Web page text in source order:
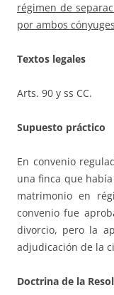
régimen de
por ambos
Textos legales
Arts. 90 y ss CC.
Supuesto práctico
En convenio
una finca que
matrimonio en
convenio fue
divorcio, pero la
adjudicación de la
Doctrina de la